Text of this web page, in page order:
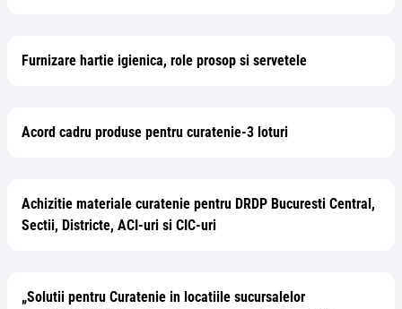
Furnizare hartie igienica, role prosop si servetele
Acord cadru produse pentru curatenie-3 loturi
Achizitie materiale curatenie pentru DRDP Bucuresti Central,
Sectii, Districte, ACI-uri si CIC-uri
„Solutii pentru Curatenie in locatiile sucursalelor